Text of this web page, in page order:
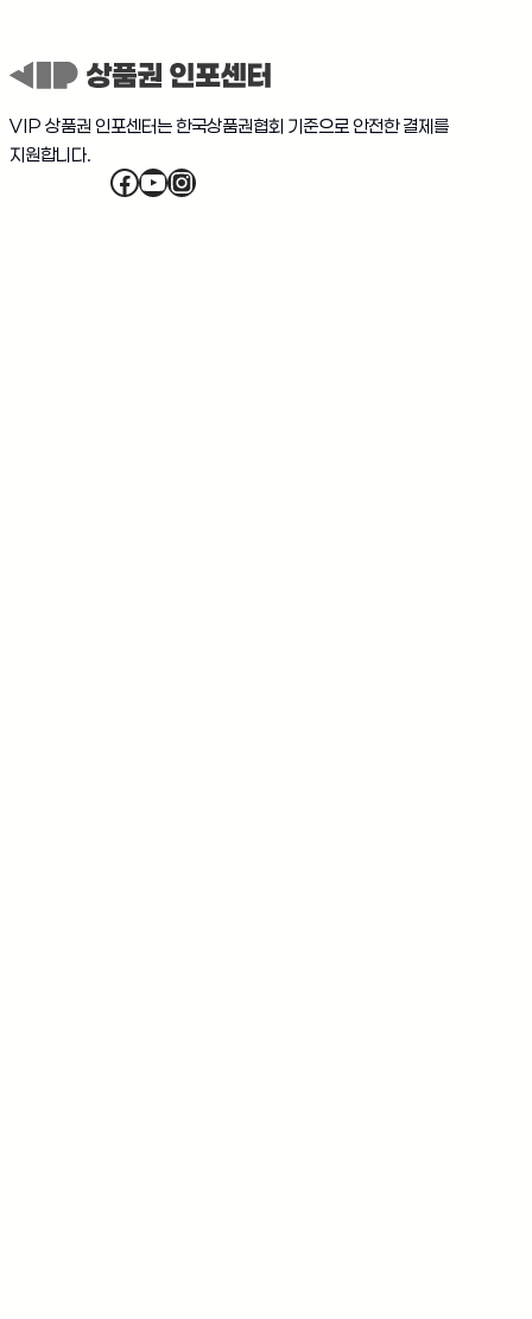
VIP 상품권 인포센터는 한국상품권협회 기준으로 안전한 결제를
지원합니다.
Facebook
YouTube
Instagram